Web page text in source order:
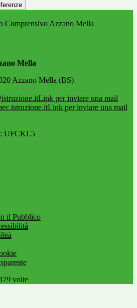
Comprensivo Azzano Mella
Mella
Azzano Mella (BS)
Link per inviare una mail
Link per inviare una mail
UFCKL5
il Pubblico
volte